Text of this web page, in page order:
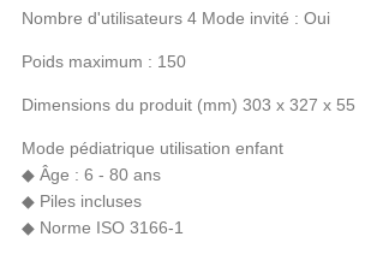
Nombre d'utilisateurs 4 Mode invité : Oui
Poids maximum : 150
Dimensions du produit (mm) 303 x 327 x 55
Mode pédiatrique utilisation enfant
◆ Âge : 6 - 80 ans
◆ Piles incluses
◆ Norme ISO 3166-1